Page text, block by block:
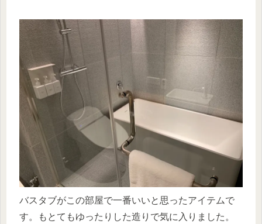
バスタブがこの部屋で一番いいと思ったアイテムで
す。もとてもゆったりした造りで気に入りました。